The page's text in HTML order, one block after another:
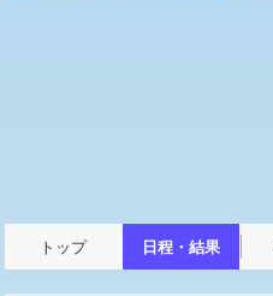
トップ 日程・結果